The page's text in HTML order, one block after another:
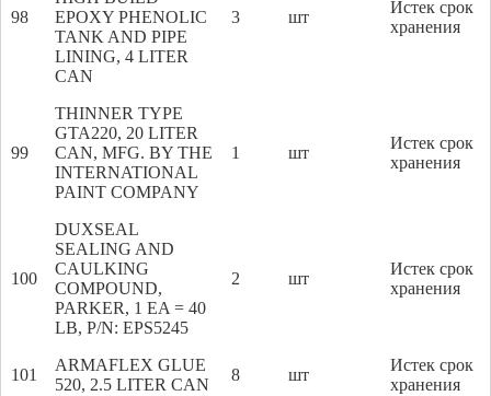
98
EPOXY PHENOLIC
TANK AND PIPE
LINING, 4 LITER
CAN
3 шт
Истек срок
хранения
99
THINNER TYPE
GTA220, 20 LITER
CAN, MFG. BY THE
INTERNATIONAL
PAINT COMPANY
1 шт
Истек срок
хранения
100
DUXSEAL
SEALING AND
CAULKING
COMPOUND,
PARKER, 1 EA = 40
LB, P/N: EPS5245
2 шт
Истек срок
хранения
101
ARMAFLEX GLUE
520, 2.5 LITER CAN
8 шт
Истек срок
хранения